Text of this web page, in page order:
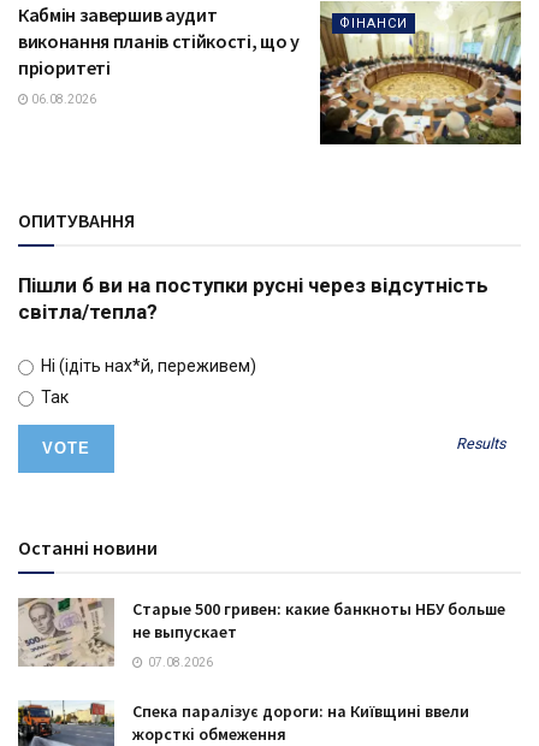
ФІНАНСИ
Кабмін завершив аудит
виконання планів стійкості, що у
пріоритеті
06.08.2026
ОПИТУВАННЯ
Пішли б ви на поступки русні через відсутність
світла/тепла?
Ні (ідіть нах*й, переживем)
Так
Results
Останні новини
Старые 500 гривен: какие банкноты НБУ больше
не выпускает
07.08.2026
Спека паралізує дороги: на Київщині ввели
жорсткі обмеження